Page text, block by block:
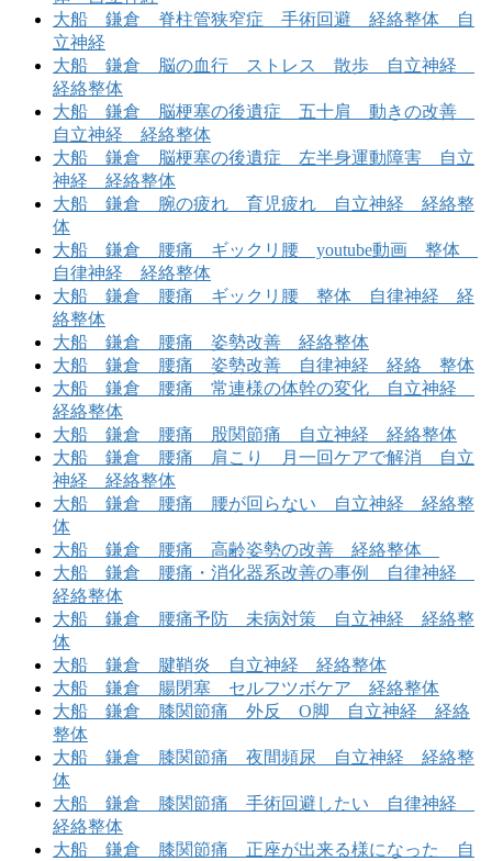
大船 鎌倉 脊柱管狭窄症 手術回避 経絡整体 自
立神経
大船 鎌倉 脳の血行 ストレス 散歩 自立神経
経絡整体
大船 鎌倉 脳梗塞の後遺症 五十肩 動きの改善
自立神経 経絡整体
大船 鎌倉 脳梗塞の後遺症 左半身運動障害 自立
神経 経絡整体
大船 鎌倉 腕の疲れ 育児疲れ 自立神経 経絡整
体
大船 鎌倉 腰痛 ギックリ腰 youtube動画 整体
自律神経 経絡整体
大船 鎌倉 腰痛 ギックリ腰 整体 自律神経 経
絡整体
大船 鎌倉 腰痛 姿勢改善 経絡整体
大船 鎌倉 腰痛 姿勢改善 自律神経 経絡 整体
大船 鎌倉 腰痛 常連様の体幹の変化 自立神経
経絡整体
大船 鎌倉 腰痛 股関節痛 自立神経 経絡整体
大船 鎌倉 腰痛 肩こり 月一回ケアで解消 自立
神経 経絡整体
大船 鎌倉 腰痛 腰が回らない 自立神経 経絡整
体
大船 鎌倉 腰痛 高齢姿勢の改善 経絡整体
大船 鎌倉 腰痛・消化器系改善の事例 自律神経
経絡整体
大船 鎌倉 腰痛予防 未病対策 自立神経 経絡整
体
大船 鎌倉 腱鞘炎 自立神経 経絡整体
大船 鎌倉 腸閉塞 セルフツボケア 経絡整体
大船 鎌倉 膝関節痛 外反 O脚 自立神経 経絡
整体
大船 鎌倉 膝関節痛 夜間頻尿 自立神経 経絡整
体
大船 鎌倉 膝関節痛 手術回避したい 自律神経
経絡整体
大船 鎌倉 膝関節痛 正座が出来る様になった 自